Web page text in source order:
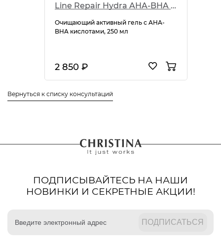
Line Repair Hydra AHA-BHA Active Cleanser
Очищающий активный гель с AHA-
BHA кислотами, 250 мл
2 850 ₽
Вернуться к списку консультаций
ПОДПИСЫВАЙТЕСЬ НА НАШИ
НОВИНКИ И СЕКРЕТНЫЕ АКЦИИ!